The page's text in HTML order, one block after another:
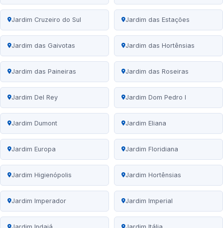
Jardim Cruzeiro do Sul Jardim das Estações
Jardim das Gaivotas Jardim das Hortênsias
Jardim das Paineiras Jardim das Roseiras
Jardim Del Rey Jardim Dom Pedro I
Jardim Dumont Jardim Eliana
Jardim Europa Jardim Floridiana
Jardim Higienópolis Jardim Hortênsias
Jardim Imperador Jardim Imperial